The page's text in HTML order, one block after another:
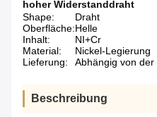
hoher Widerstanddraht
Shape:
Draht
Oberfläche:Helle
Inhalt:
NI+Cr
Material:
Nickel-Legierung
Lieferung:
Abhängig von der
Beschreibung